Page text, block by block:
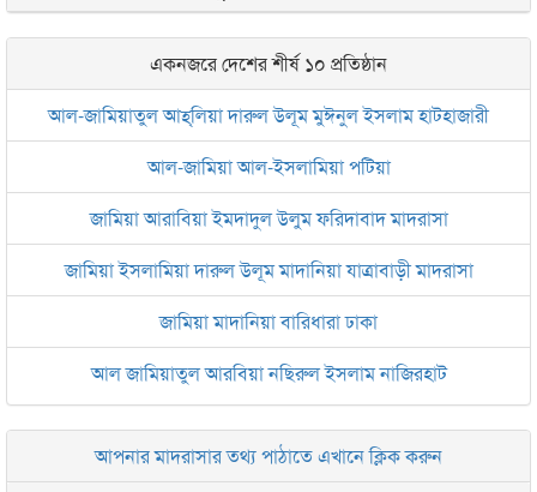
একনজরে দেশের শীর্ষ ১০ প্রতিষ্ঠান
আল-জামিয়াতুল আহ্‌লিয়া দারুল উলূম মুঈনুল ইসলাম হাটহাজারী
আল-জামিয়া আল-ইসলামিয়া পটিয়া
জামিয়া আরাবিয়া ইমদাদুল উলুম ফরিদাবাদ মাদরাসা
জামিয়া ইসলামিয়া দারুল উলূম মাদানিয়া যাত্রাবাড়ী মাদরাসা
জামিয়া মাদানিয়া বারিধারা ঢাকা
আল জামিয়াতুল আরবিয়া নছিরুল ইসলাম নাজিরহাট
জামেয়া দারুল মা‘আরিফ আল-ইসলামিয়া চট্টগ্রাম
ইসলামিক রিসার্চ সেন্টার বাংলাদেশ বসুন্ধরা
আপনার মাদরাসার তথ্য পাঠাতে এখানে ক্লিক করুন